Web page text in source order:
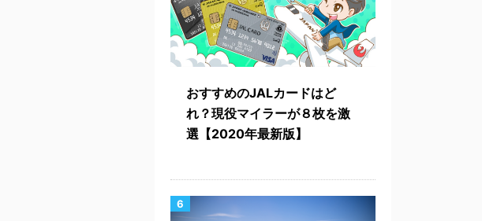
おすすめのJALカードはど
れ？現役マイラーが８枚を激
選【2020年最新版】
6